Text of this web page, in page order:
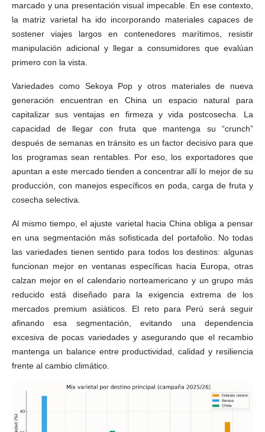
marcado y una presentación visual impecable. En ese contexto,
la matriz varietal ha ido incorporando materiales capaces de
sostener viajes largos en contenedores marítimos, resistir
manipulación adicional y llegar a consumidores que evalúan
primero con la vista.
Variedades como Sekoya Pop y otros materiales de nueva
generación encuentran en China un espacio natural para
capitalizar sus ventajas en firmeza y vida postcosecha. La
capacidad de llegar con fruta que mantenga su “crunch”
después de semanas en tránsito es un factor decisivo para que
los programas sean rentables. Por eso, los exportadores que
apuntan a este mercado tienden a concentrar allí lo mejor de su
producción, con manejos específicos en poda, carga de fruta y
cosecha selectiva.
Al mismo tiempo, el ajuste varietal hacia China obliga a pensar
en una segmentación más sofisticada del portafolio. No todas
las variedades tienen sentido para todos los destinos: algunas
funcionan mejor en ventanas específicas hacia Europa, otras
calzan mejor en el calendario norteamericano y un grupo más
reducido está diseñado para la exigencia extrema de los
mercados premium asiáticos. El reto para Perú será seguir
afinando esa segmentación, evitando una dependencia
excesiva de pocas variedades y asegurando que el recambio
mantenga un balance entre productividad, calidad y resiliencia
frente al cambio climático.